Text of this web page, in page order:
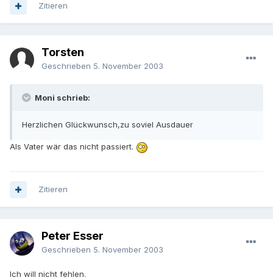
Zitieren
Torsten
Geschrieben 5. November 2003
Moni schrieb:
Herzlichen Glückwunsch,zu soviel Ausdauer
Als Vater wär das nicht passiert.
Zitieren
Peter Esser
Geschrieben 5. November 2003
Ich will nicht fehlen.